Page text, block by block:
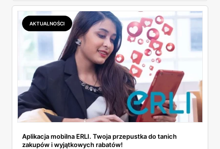
AKTUALNOŚCI
Aplikacja mobilna ERLI. Twoja przepustka do tanich
zakupów i wyjątkowych rabatów!